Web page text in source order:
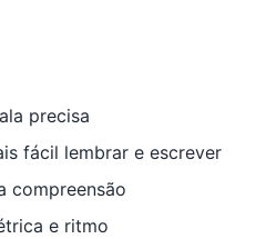
precisa
fácil lembrar e escrever
compreensão
e ritmo